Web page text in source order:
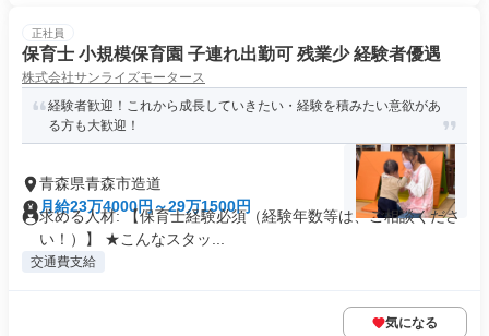
正社員
保育士 小規模保育園 子連れ出勤可 残業少 経験者優遇
株式会社サンライズモータース
経験者歓迎！これから成長していきたい・経験を積みたい意欲があ
る方も大歓迎！
青森県青森市造道
月給23万4000円～29万1500円
求める人材: 【保育士経験必須（経験年数等は、ご相談くださ
い！）】 ★こんなスタッ...
交通費支給
気になる